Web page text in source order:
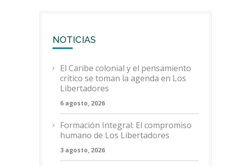
NOTICIAS
El Caribe colonial y el pensamiento
crítico se toman la agenda en Los
Libertadores
6 agosto, 2026
Formación Integral: El compromiso
humano de Los Libertadores
3 agosto, 2026